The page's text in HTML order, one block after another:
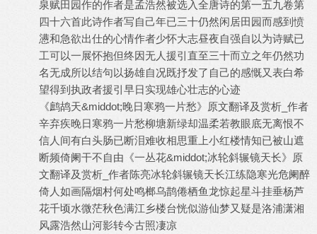
泉赋田园作的作者是孟浩然被选入全唐诗的第一五九卷第
四十六首此诗作者写自己年已三十仍然闲居田园而感到愤
懑和急欲出仕的心情作者少怀大志昼夜自强自以为诗赋已
工可以一展怀抱但终因无人援引直至三十而立之年仍然功
名无成所以结句以扬雄自况既抒发了自己的感慨又表白希
望得到执政者援引早日实现雄心壮志的心迹
《鹧鸪天&middot;晚日寒鸦一片愁》原文翻译及赏析_作者
辛弃疾晚日寒鸦一片愁柳塘新绿却温柔若教眼底无离恨不
信人间有白头肠已断泪难收相思重上小红楼情知已被山遮
断频倚阑干不自由《一丛花&middot;冰轮斜辗镜天长》原
文翻译及赏析_作者陈亮冰轮斜辗镜天长江练隐寒光危阑醉
倚人如画隔烟村何处鸣榔乌鹊倦栖鱼龙惊起星斗挂垂杨芦
花千顷水微茫秋色满江乡楼台恍似游仙梦又疑是洛浦潇湘
风露浩然山河影转今古照凄凉